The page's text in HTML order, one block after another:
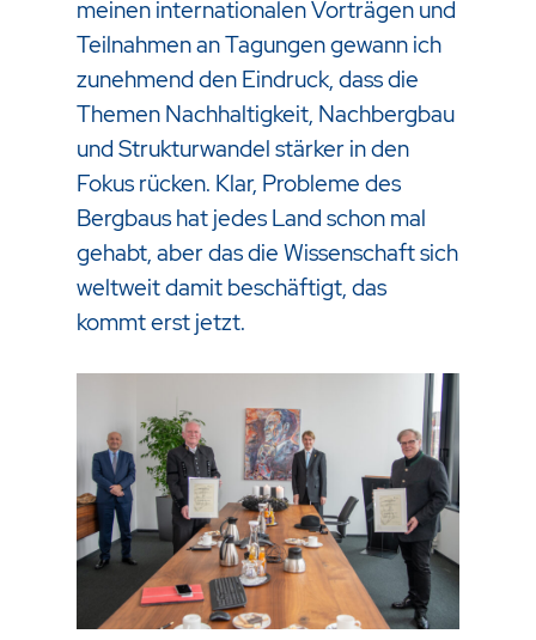
meinen internationalen Vorträgen und
Teilnahmen an Tagungen gewann ich
zunehmend den Eindruck, dass die
Themen Nachhaltigkeit, Nachbergbau
und Strukturwandel stärker in den
Fokus rücken. Klar, Probleme des
Bergbaus hat jedes Land schon mal
gehabt, aber das die Wissenschaft sich
weltweit damit beschäftigt, das
kommt erst jetzt.